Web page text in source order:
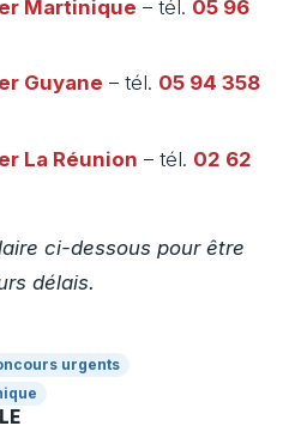
Martinique – tél. 05 96
Guyane – tél. 05 94 358
La Réunion – tél. 02 62
ci-dessous pour être
délais.
urgents